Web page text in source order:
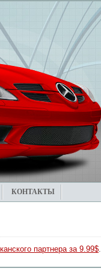
КОНТАКТЫ
партнера за 9.99$.